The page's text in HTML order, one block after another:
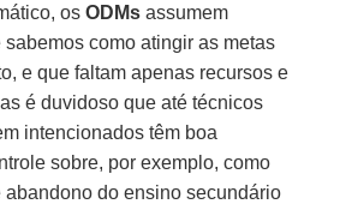
osODMsassumem
como atingir as metas
e que faltam apenas recursos e
é duvidoso que até técnicos
intencionados têm boa
sobre, por exemplo, como
abandono do ensino secundário